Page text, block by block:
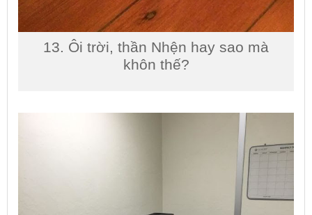
13. Ôi trời, thần Nhện hay sao mà
khôn thế?